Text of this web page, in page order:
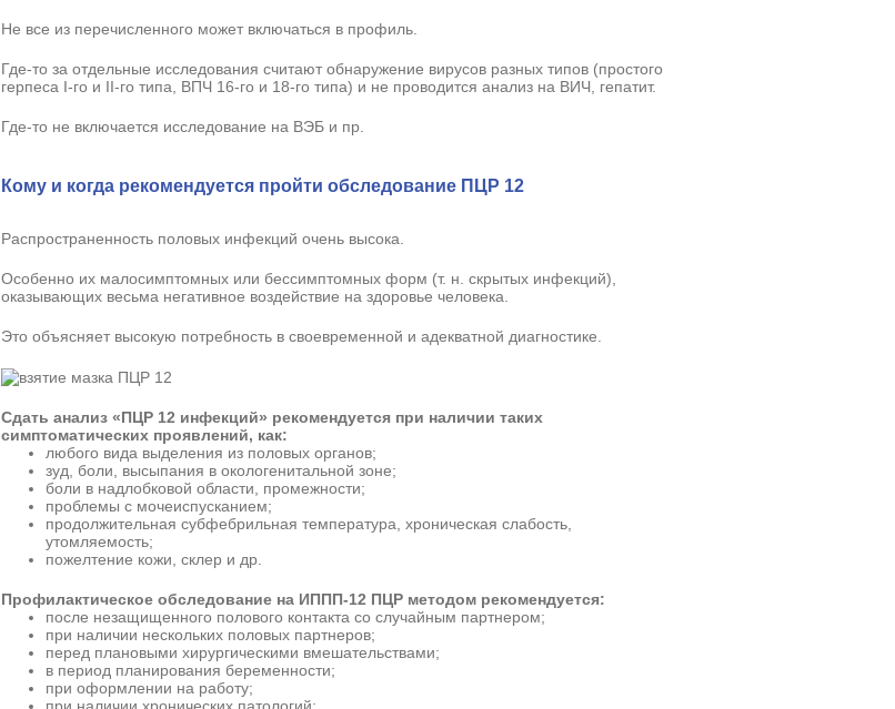
Не все из перечисленного может включаться в профиль.
Где-то за отдельные исследования считают обнаружение вирусов разных типов (простого
герпеса I-го и II-го типа, ВПЧ 16-го и 18-го типа) и не проводится анализ на ВИЧ, гепатит.
Где-то не включается исследование на ВЭБ и пр.
Кому и когда рекомендуется пройти обследование ПЦР 12
Распространенность половых инфекций очень высока.
Особенно их малосимптомных или бессимптомных форм (т. н. скрытых инфекций),
оказывающих весьма негативное воздействие на здоровье человека.
Это объясняет высокую потребность в своевременной и адекватной диагностике.
Сдать анализ «ПЦР 12 инфекций» рекомендуется при наличии таких
симптоматических проявлений, как:
любого вида выделения из половых органов;
зуд, боли, высыпания в окологенитальной зоне;
боли в надлобковой области, промежности;
проблемы с мочеиспусканием;
продолжительная субфебрильная температура, хроническая слабость,
утомляемость;
пожелтение кожи, склер и др.
Профилактическое обследование на ИППП-12 ПЦР методом рекомендуется:
после незащищенного полового контакта со случайным партнером;
при наличии нескольких половых партнеров;
перед плановыми хирургическими вмешательствами;
в период планирования беременности;
при оформлении на работу;